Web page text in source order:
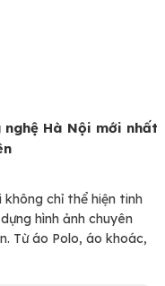
Hà Nội mới nhất
chỉ thể hiện tinh
hình ảnh chuyên
Từ áo Polo, áo khoác,